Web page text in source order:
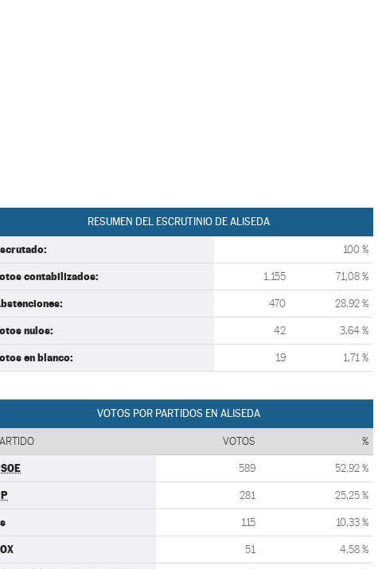
RESUMEN DEL ESCRUTINIO DE ALISEDA
100 %
contabilizados: 1.155 71,08 %
470 28,92 %
nulos: 42 3,64 %
en blanco: 19 1,71 %
VOTOS POR PARTIDOS EN ALISEDA
VOTOS %
589 52,92 %
281 25,25 %
115 10,33 %
51 4,58 %